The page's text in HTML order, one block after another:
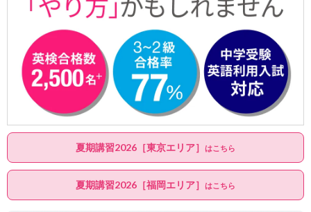
夏期講習2026［東京エリア］ はこちら
夏期講習2026［福岡エリア］ はこちら